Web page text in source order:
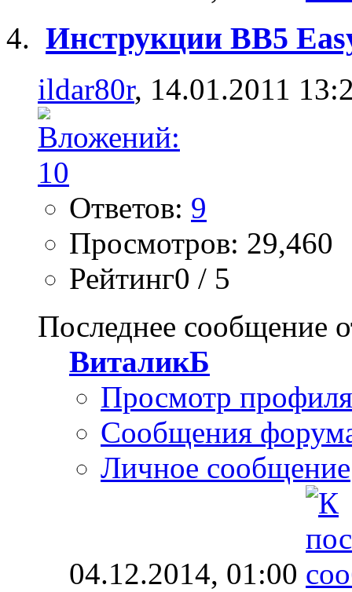
Инструкции BB5
ildar80r, 14.01.2011
Ответов: 9
Просмотров: 29,460
Рейтинг0 / 5
Последнее сообщение
ВиталикБ
Просмотр профиля
Сообщения
Личное сообщение
04.12.2014, 01:00